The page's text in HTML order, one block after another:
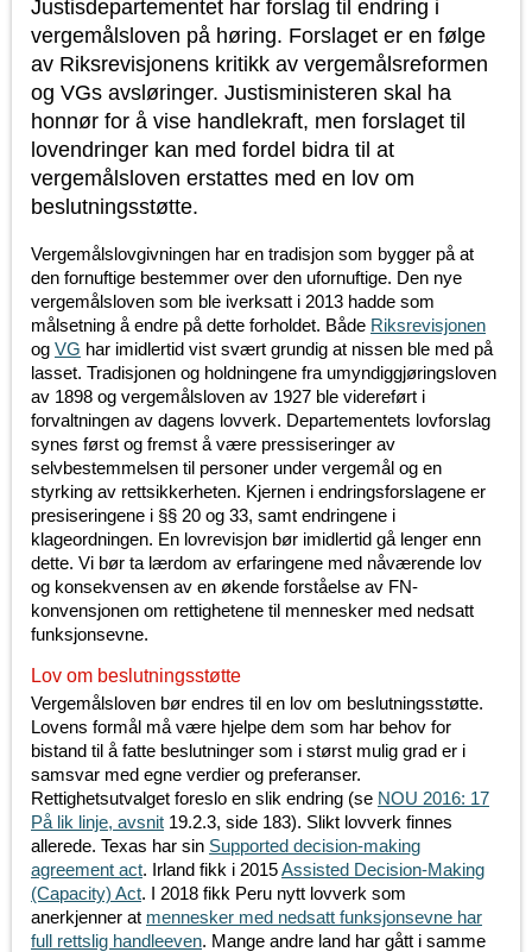
Justisdepartementet har forslag til endring i
vergemålsloven på høring. Forslaget er en følge
av Riksrevisjonens kritikk av vergemålsreformen
og VGs avsløringer. Justisministeren skal ha
honnør for å vise handlekraft, men forslaget til
lovendringer kan med fordel bidra til at
vergemålsloven erstattes med en lov om
beslutningsstøtte.
Vergemålslovgivningen har en tradisjon som bygger på at
den fornuftige bestemmer over den ufornuftige. Den nye
vergemålsloven som ble iverksatt i 2013 hadde som
målsetning å endre på dette forholdet. Både Riksrevisjonen
og VG har imidlertid vist svært grundig at nissen ble med på
lasset. Tradisjonen og holdningene fra umyndiggjøringsloven
av 1898 og vergemålsloven av 1927 ble videreført i
forvaltningen av dagens lovverk. Departementets lovforslag
synes først og fremst å være pressiseringer av
selvbestemmelsen til personer under vergemål og en
styrking av rettsikkerheten. Kjernen i endringsforslagene er
presiseringene i §§ 20 og 33, samt endringene i
klageordningen. En lovrevisjon bør imidlertid gå lenger enn
dette. Vi bør ta lærdom av erfaringene med nåværende lov
og konsekvensen av en økende forståelse av FN-
konvensjonen om rettighetene til mennesker med nedsatt
funksjonsevne.
Lov om beslutningsstøtte
Vergemålsloven bør endres til en lov om beslutningsstøtte.
Lovens formål må være hjelpe dem som har behov for
bistand til å fatte beslutninger som i størst mulig grad er i
samsvar med egne verdier og preferanser.
Rettighetsutvalget foreslo en slik endring (se NOU 2016: 17
På lik linje, avsnit 19.2.3, side 183). Slikt lovverk finnes
allerede. Texas har sin Supported decision-making
agreement act. Irland fikk i 2015Assisted Decision-Making
(Capacity) Act. I 2018 fikk Peru nytt lovverk som
anerkjenner at mennesker med nedsatt funksjonsevne har
full rettslig handleeven. Mange andre land har gått i samme